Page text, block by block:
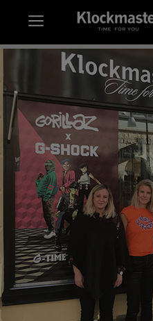
KLOCKOR
SMYCKEN
ÖVRIGT
VARUMÄRKEN
BUTIKER
PRESENTKORT